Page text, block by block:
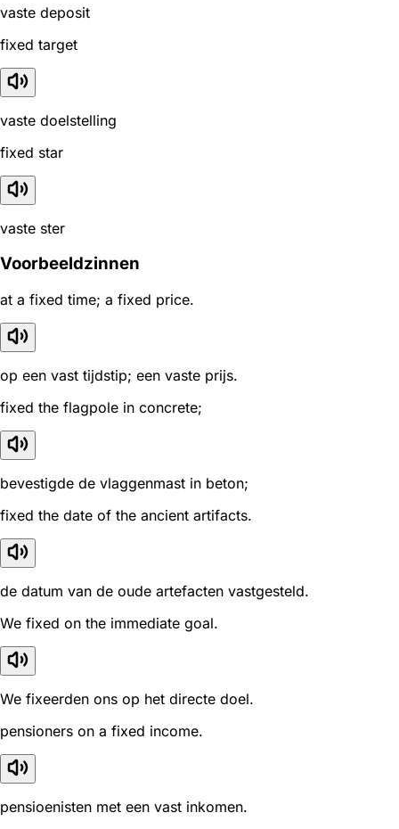
vaste deposit
fixed target
vaste doelstelling
fixed star
vaste ster
Voorbeeldzinnen
at a fixed time; a fixed price.
op een vast tijdstip; een vaste prijs.
fixed the flagpole in concrete;
bevestigde de vlaggenmast in beton;
fixed the date of the ancient artifacts.
de datum van de oude artefacten vastgesteld.
We fixed on the immediate goal.
We fixeerden ons op het directe doel.
pensioners on a fixed income.
pensioenisten met een vast inkomen.